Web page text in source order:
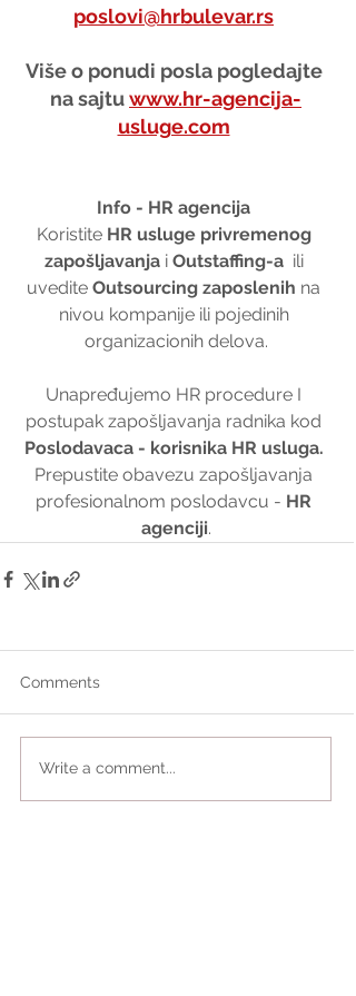
poslovi@hrbulevar.rs
Više o ponudi posla pogledajte
na sajtu www.hr-agencija-
usluge.com
Info - HR agencija
Koristite HR usluge privremenog
zapošljavanja i Outstaffing-a
  ili
uvedite Outsourcing zaposlenih na
nivou kompanije ili pojedinih
organizacionih delova.
Unapređujemo HR procedure I
postupak zapošljavanja radnika kod
Poslodavaca - korisnika HR usluga.
Prepustite obavezu zapošljavanja
profesionalnom poslodavcu - HR
agenciji.
Comments
Write a comment...